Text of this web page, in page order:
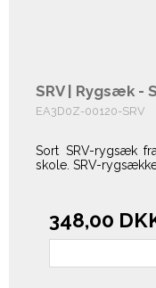
SRV | Rygsæk -
EA3D0Z-00120-SRV
Sort SRV-rygsæk
skole. SRV-
348,00